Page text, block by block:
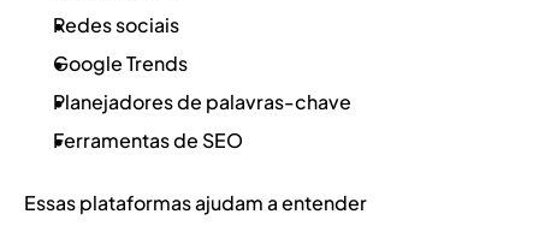
Redes sociais
Google Trends
Planejadores de palavras-chave
Ferramentas de SEO
Essas plataformas ajudam a entender